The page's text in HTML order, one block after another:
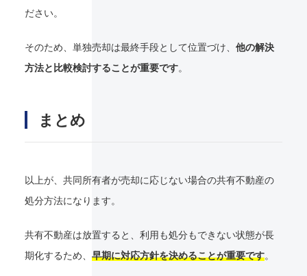
ださい。
そのため、単独売却は最終手段として位置づけ、 他の解決
方法と比較検討することが重要です。
まとめ
以上が、共同所有者が売却に応じない場合の共有不動産の
処分方法になります。
共有不動産は放置すると、利用も処分もできない状態が長
期化するため、 早期に対応方針を決めることが重要です。